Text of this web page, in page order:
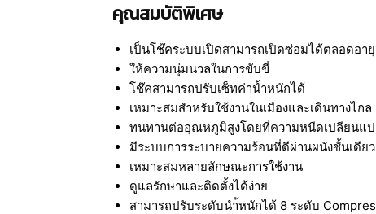
คุณสมบัติพิเศษ
เป็นโช๊คระบบเปิดสามารถเปิดซ่อมได้ตลอดอา
ให้ความนุ่มนวลในการขับขี่
โช๊คสามารถปรับเซ็ทค่าน้ำหนักได้
เหมาะสมสำหรับใช้งานในเมืองและเดินทางไกล
ทนทานต่ออุณหภูมิสูงโดยที่ความหนืดเปลียนแป
มีระบบการระบายความร้อนที่ดีผ่านผนังชั้นเดียว
เหมาะสมหลายลักษณะการใช้งาน
ดูแลรักษาและติดตั้งได้ง่าย
สามารถปรับระดับนำ้หนักได้ 8 ระดับ